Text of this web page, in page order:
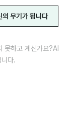
무기가 됩니다
못하고 계신가요?AI
다.